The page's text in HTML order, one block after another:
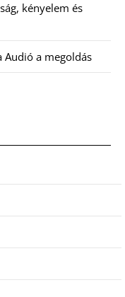
kényelem és
Audió a megoldás